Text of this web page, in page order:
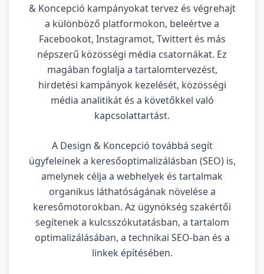
& Koncepció kampányokat tervez és végrehajt
a különböző platformokon, beleértve a
Facebookot, Instagramot, Twittert és más
népszerű közösségi média csatornákat. Ez
magában foglalja a tartalomtervezést,
hirdetési kampányok kezelését, közösségi
média analitikát és a követőkkel való
kapcsolattartást.
A Design & Koncepció továbbá segít
ügyfeleinek a keresőoptimalizálásban (SEO) is,
amelynek célja a webhelyek és tartalmak
organikus láthatóságának növelése a
keresőmotorokban. Az ügynökség szakértői
segítenek a kulcsszókutatásban, a tartalom
optimalizálásában, a technikai SEO-ban és a
linkek építésében.